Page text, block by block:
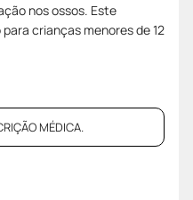
nos ossos. Este
crianças menores de 12
MÉDICA.